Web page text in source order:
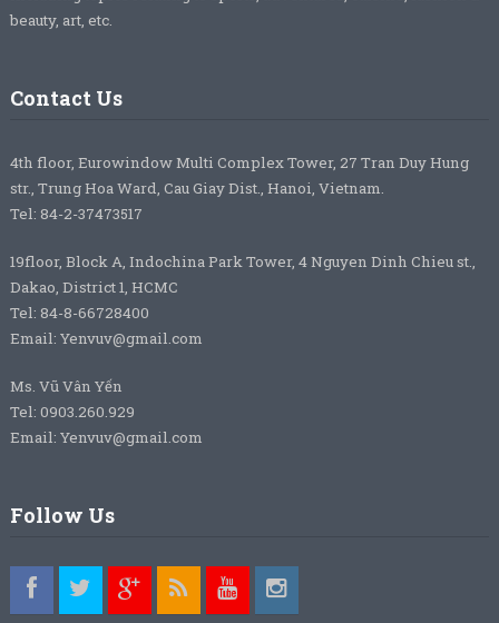
beauty, art, etc.
Contact Us
4th floor, Eurowindow Multi Complex Tower, 27 Tran Duy Hung
str., Trung Hoa Ward, Cau Giay Dist., Hanoi, Vietnam.
Tel: 84-2-37473517
19floor, Block A, Indochina Park Tower, 4 Nguyen Dinh Chieu st.,
Dakao, District 1, HCMC
Tel: 84-8-66728400
Email: Yenvuv@gmail.com
Ms. Vũ Vân Yến
Tel: 0903.260.929
Email: Yenvuv@gmail.com
Follow Us